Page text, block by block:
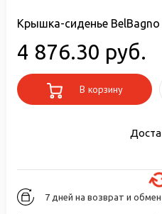
Крышка-сиденье
4 876.30 руб.
В корзину
7 дней на возврат и обмен